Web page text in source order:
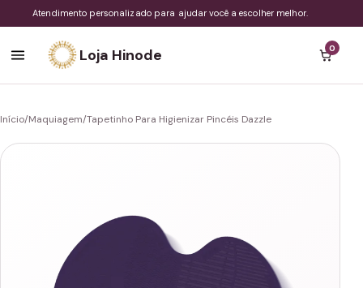
Atendimento personalizado para ajudar você a escolher melhor.
Loja Hinode 0
Início/Maquiagem/Tapetinho Para Higienizar Pincéis Dazzle